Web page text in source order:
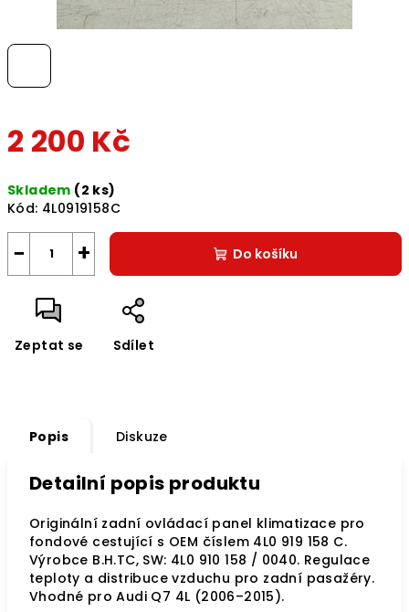
2 200 Kč
cena:
Skladem (2 ks)
Kód: 4L0919158C
+
− Do košíku
Zeptat se Sdílet
Popis Diskuze
Detailní popis produktu
Originální zadní ovládací panel klimatizace pro
fondové cestující s OEM číslem 4L0 919 158 C.
Výrobce B.H.TC, SW: 4L0 910 158 / 0040. Regulace
teploty a distribuce vzduchu pro zadní pasažéry.
Vhodné pro Audi Q7 4L (2006–2015).